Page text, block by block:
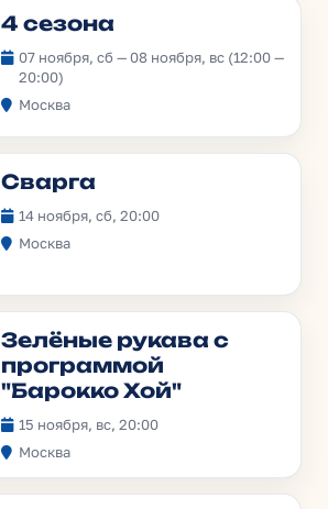
4 сезона
07 ноября, сб — 08 ноября, вс (12:00 —
20:00)
Москва
Сварга
14 ноября, сб, 20:00
Москва
Зелёные рукава с
программой
"Барокко Хой"
15 ноября, вс, 20:00
Москва